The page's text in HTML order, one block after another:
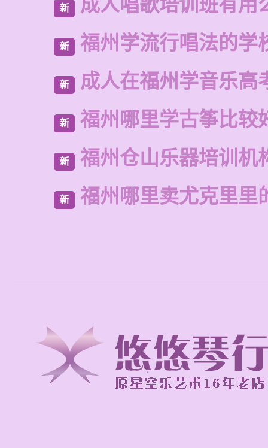
新 成人唱歌培训班有用
新 福州学流行唱法的学
新 成人在福州学音乐高
新 福州哪里学古筝比较
新 福州仓山乐器培训机
新 福州哪里卖尤克里里